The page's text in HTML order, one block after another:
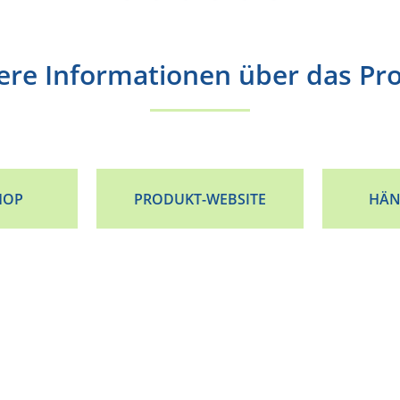
Informationen über das
PRODUKT-WEBSITE